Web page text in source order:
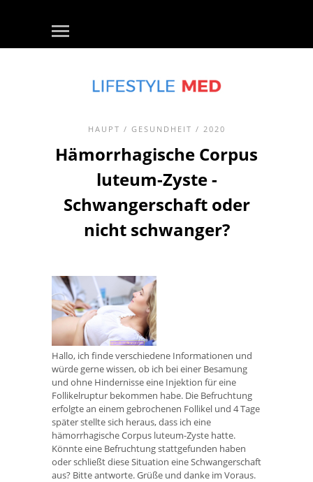
HAUPT / GESUNDHEIT / 2020
Hämorrhagische Corpus
luteum-Zyste -
Schwangerschaft oder
nicht schwanger?
Hallo, ich finde verschiedene Informationen und
würde gerne wissen, ob ich bei einer Besamung
und ohne Hindernisse eine Injektion für eine
Follikelruptur bekommen habe. Die Befruchtung
erfolgte an einem gebrochenen Follikel und 4 Tage
später stellte sich heraus, dass ich eine
hämorrhagische Corpus luteum-Zyste hatte.
Könnte eine Befruchtung stattgefunden haben
oder schließt diese Situation eine Schwangerschaft
aus? Bitte antworte. Grüße und danke im Voraus.